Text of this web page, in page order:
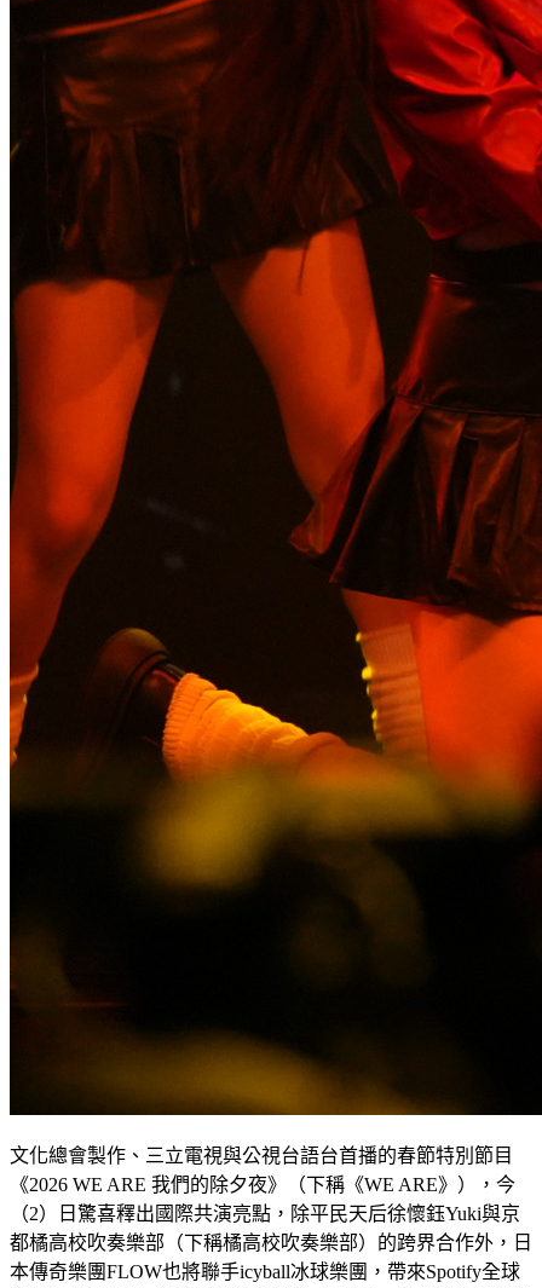
文化總會製作、三立電視與公視台語台首播的春節特別節目
《2026 WE ARE 我們的除夕夜》（下稱《WE ARE》），今
（2）日驚喜釋出國際共演亮點，除平民天后徐懷鈺Yuki與京
都橘高校吹奏樂部（下稱橘高校吹奏樂部）的跨界合作外，日
本傳奇樂團FLOW也將聯手icyball冰球樂團，帶來Spotify全球